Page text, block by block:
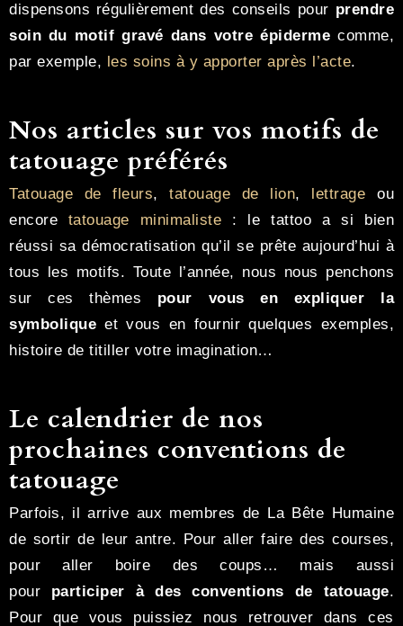
dispensons régulièrement des conseils pour prendre
soin du motif gravé dans votre épiderme comme,
par exemple, les soins à y apporter après l’acte.
Nos articles sur vos motifs de
tatouage préférés
Tatouage de fleurs,tatouage de lion, lettrage ou
encore tatouage minimaliste : le tattoo a si bien
réussi sa démocratisation qu’il se prête aujourd’hui à
tous les motifs. Toute l’année, nous nous penchons
sur ces thèmes pour vous en expliquer la
symbolique et vous en fournir quelques exemples,
histoire de titiller votre imagination…
Le calendrier de nos
prochaines conventions de
tatouage
Parfois, il arrive aux membres de La Bête Humaine
de sortir de leur antre. Pour aller faire des courses,
pour aller boire des coups… mais aussi
pour participer à des conventions de tatouage.
Pour que vous puissiez nous retrouver dans ces